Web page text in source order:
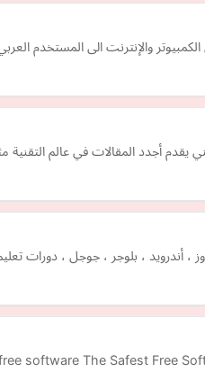
والإنترنت الى المستخدم
أجدد المقالات في عالم التقنية
، أندرويد ، بلوجر ، جوجل ، دورات
software The Safest Free